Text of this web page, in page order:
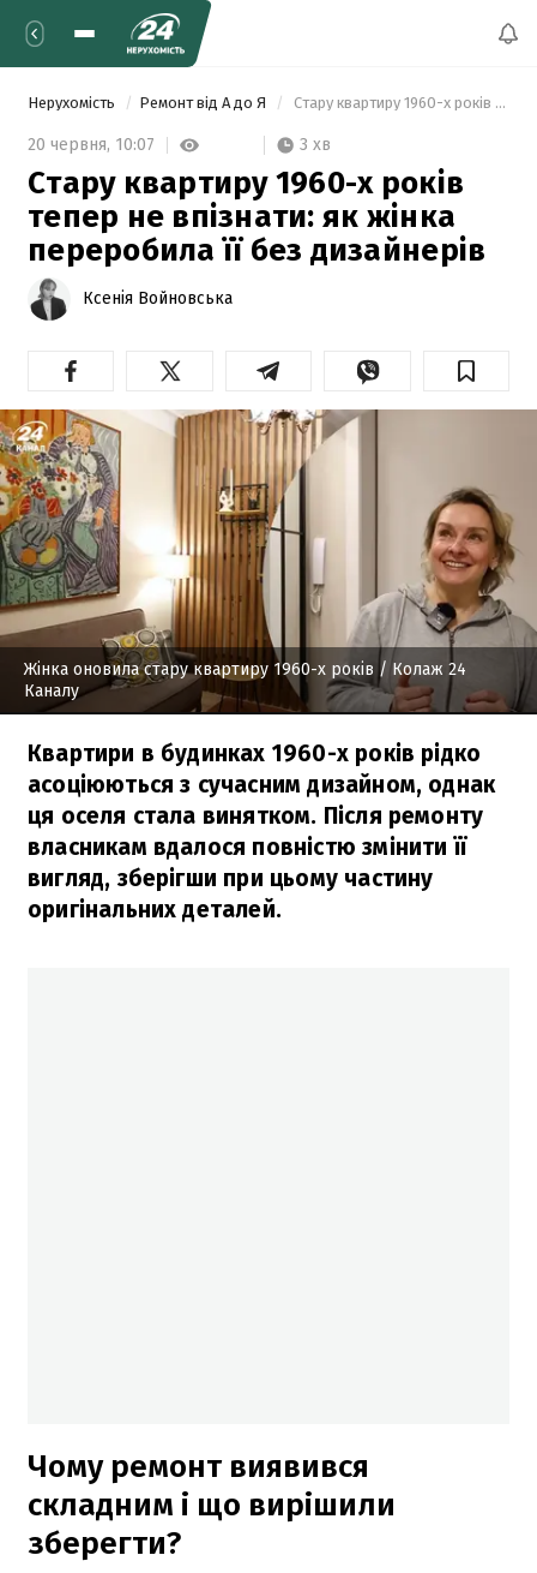
Нерухомість Ремонт від А до Я Стару квартиру 1960-х років тепер не впізнати: як жінка переробила її без дизайнерів
20 червня, 10:07 3 хв
Стару квартиру 1960-х років
тепер не впізнати: як жінка
переробила її без дизайнерів
Ксенія Войновська
Жінка оновила стару квартиру 1960-х років / Колаж 24
Каналу
Квартири в будинках 1960-х років рідко
асоціюються з сучасним дизайном, однак
ця оселя стала винятком. Після ремонту
власникам вдалося повністю змінити її
вигляд, зберігши при цьому частину
оригінальних деталей.
Чому ремонт виявився
складним і що вирішили
зберегти?